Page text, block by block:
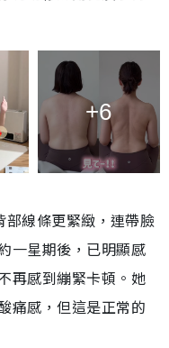
+6
線條更緊緻，連帶臉
一星期後，已明顯感
再感到繃緊卡頓。她
痛感，但這是正常的